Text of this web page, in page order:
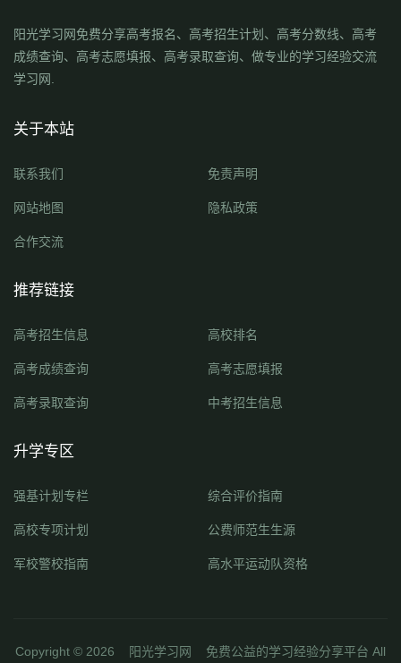
阳光学习网免费分享高考报名、高考招生计划、高考分数线、高考
成绩查询、高考志愿填报、高考录取查询、做专业的学习经验交流
学习网.
关于本站
联系我们 免责声明
网站地图 隐私政策
合作交流
推荐链接
高考招生信息 高校排名
高考成绩查询 高考志愿填报
高考录取查询 中考招生信息
升学专区
强基计划专栏 综合评价指南
高校专项计划 公费师范生生源
军校警校指南 高水平运动队资格
Copyright © 2026 阳光学习网 免费公益的学习经验分享平台 All